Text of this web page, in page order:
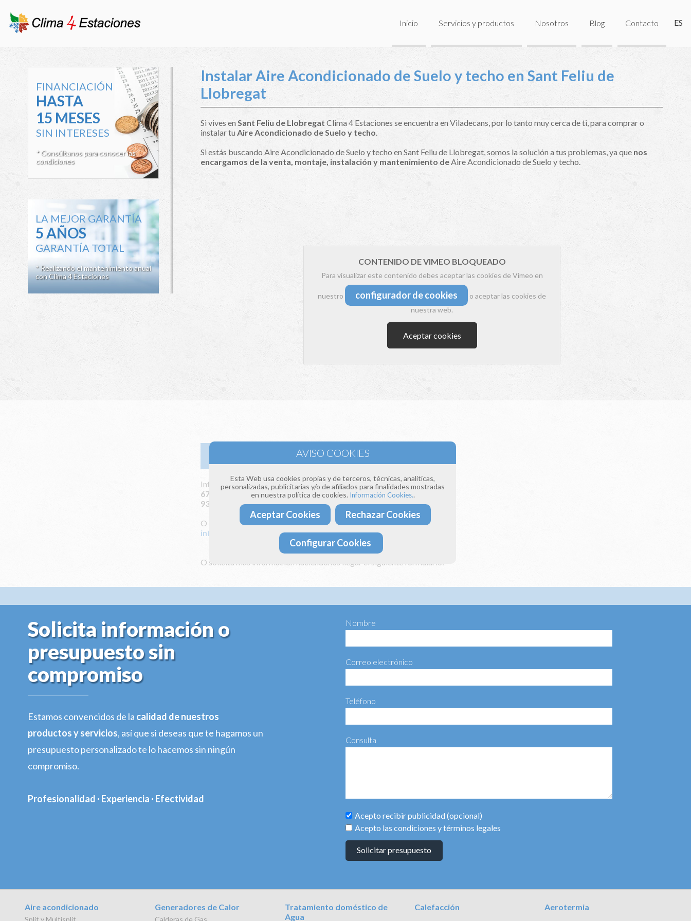
ES
Inicio Servicios y productos Nosotros Blog Contacto
FINANCIACIÓN
HASTA
15 MESES
SIN INTERESES
* Consúltanos para conocer las
condiciones
LA MEJOR GARANTÍA
5 AÑOS
GARANTÍA TOTAL
* Realizando el mantenimiento anual
con Clima 4 Estaciones
Instalar Aire Acondicionado de Suelo y techo en Sant Feliu de
Llobregat
Si vives enSant Feliu de Llobregat Clima 4 Estaciones se encuentra en Viladecans, por lo tanto muy cerca de ti, para comprar o
instalar tuAire Acondicionado de Suelo y techo.
Si estás buscando Aire Acondicionado de Suelo y techo en Sant Feliu de Llobregat, somos la solución a tus problemas, ya que nos
encargamos de la venta, montaje, instalación y mantenimiento deAire Acondicionado de Suelo y techo.
CONTENIDO DE VIMEO BLOQUEADO
Para visualizar este contenido debes aceptar las cookies de Vimeo en
nuestro configurador de cookies
o aceptar las cookies de
nuestra web.
Aceptar cookies
Ir a la sección de Aire Acondicionado de Suelo y techo
Infórmate llamándonos a los teléfonos:
672 115 393
931 164 154
O enviándonos un correo electrónico a:
info@clima4estaciones.com
O solicita más información haciéndonos llegar el siguiente formulario:
Solicita información o
presupuesto sin
compromiso
Estamos convencidos de la calidad de nuestros
productos y servicios, así que si deseas que te hagamos un
presupuesto personalizado te lo hacemos sin ningún
compromiso.
Profesionalidad · Experiencia · Efectividad
Nombre
Correo electrónico
Teléfono
Consulta
Acepto recibir publicidad (opcional)
Acepto las condiciones y términos legales
Solicitar presupuesto
Aire acondicionado
Split y Multisplit
Generadores de Calor
Calderas de Gas
Tratamiento doméstico de
Agua
Calefacción Aerotermia
Esta Web usa cookies propias y de terceros, técnicas, analíticas,
personalizadas, publicitarias y/o de afiliados para finalidades mostradas
en nuestra política de cookies. Información Cookies..
Aceptar Cookies Rechazar Cookies
Configurar Cookies